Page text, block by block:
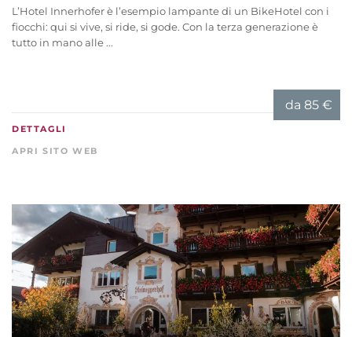
L’Hotel Innerhofer è l’esempio lampante di un BikeHotel con i
fiocchi: qui si vive, si ride, si gode. Con la terza generazione è
tutto in mano alle ...
da 85 €
DETTAGLI
APRI SITO WEB